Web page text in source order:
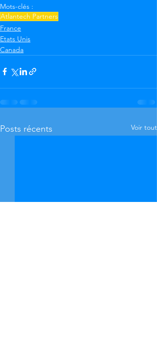
Mots-clés :
Atlantech Partners
France
Etats Unis
Canada
Posts récents Voir tout